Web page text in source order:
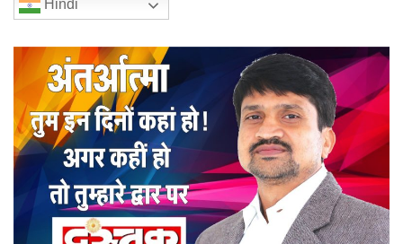
Hindi